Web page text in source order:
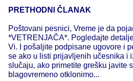
PRETHODNI ČLANAK
Poštovani pesnici, Vreme je da
*VETRENJAČA*. Pogledajte
Vi. I pošaljite podpisane ugovore i
se ako u listi prijavljenih učesnika i
slučaju, ako primetite grešku javite
blagovremeno otklonimo...